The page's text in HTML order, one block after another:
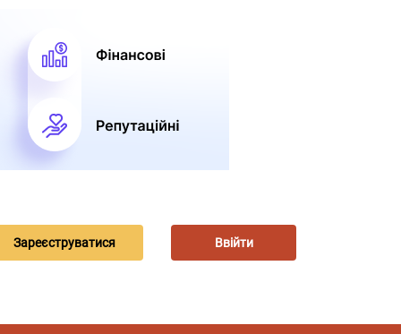
Зареєструватися Ввійти